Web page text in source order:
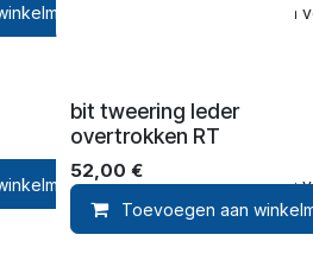
Toevoegen aan
Toevoegen aan
bit tweering leder
overtrokken RT
52,00 €
Toevoegen aan